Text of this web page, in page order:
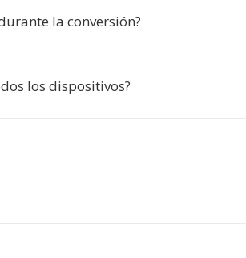
la conversión?
los dispositivos?